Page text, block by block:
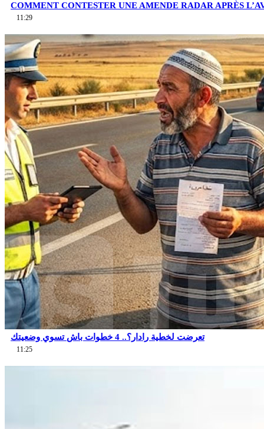
COMMENT CONTESTER UNE AMENDE RADAR APRÈS
11:29
تعرضت لخطية رادار؟.. 4 خطوات باش تسوي وضعيتك
11:25